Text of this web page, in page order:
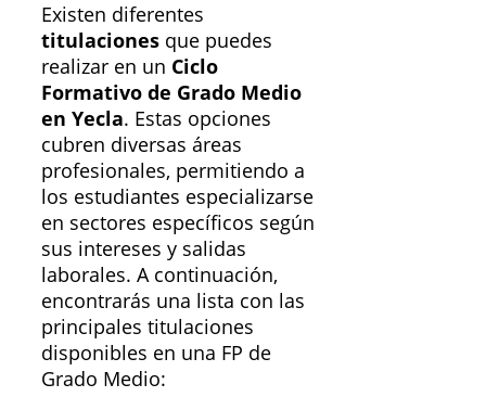
Existen diferentes
titulaciones que puedes
realizar en un Ciclo
Formativo de Grado Medio
en Yecla. Estas opciones
cubren diversas áreas
profesionales, permitiendo a
los estudiantes especializarse
en sectores específicos según
sus intereses y salidas
laborales. A continuación,
encontrarás una lista con las
principales titulaciones
disponibles en una FP de
Grado Medio: